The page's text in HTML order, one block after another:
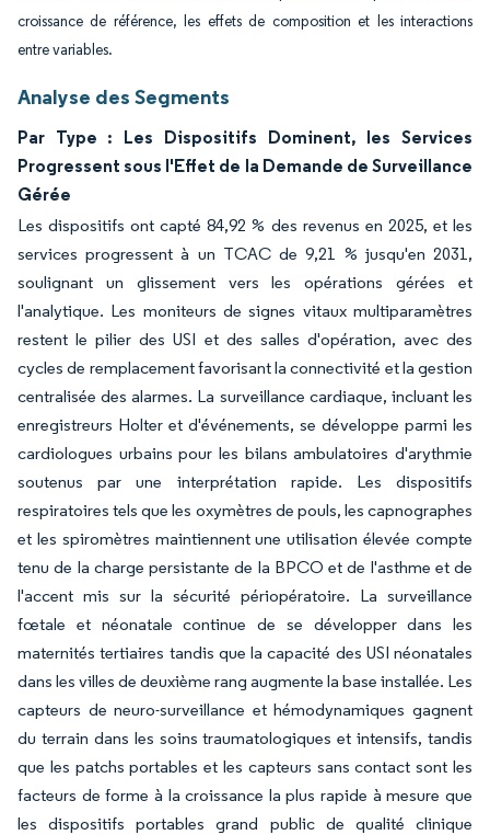
croissance de référence, les effets de composition et les interactions
entre variables.
Analyse des Segments
Par Type : Les Dispositifs Dominent, les Services
Progressent sous l'Effet de la Demande de Surveillance
Gérée
Les dispositifs ont capté 84,92 % des revenus en 2025, et les
services progressent à un TCAC de 9,21 % jusqu'en 2031,
soulignant un glissement vers les opérations gérées et
l'analytique. Les moniteurs de signes vitaux multiparamètres
restent le pilier des USI et des salles d'opération, avec des
cycles de remplacement favorisant la connectivité et la gestion
centralisée des alarmes. La surveillance cardiaque, incluant les
enregistreurs Holter et d'événements, se développe parmi les
cardiologues urbains pour les bilans ambulatoires d'arythmie
soutenus par une interprétation rapide. Les dispositifs
respiratoires tels que les oxymètres de pouls, les capnographes
et les spiromètres maintiennent une utilisation élevée compte
tenu de la charge persistante de la BPCO et de l'asthme et de
l'accent mis sur la sécurité périopératoire. La surveillance
fœtale et néonatale continue de se développer dans les
maternités tertiaires tandis que la capacité des USI néonatales
dans les villes de deuxième rang augmente la base installée. Les
capteurs de neuro-surveillance et hémodynamiques gagnent
du terrain dans les soins traumatologiques et intensifs, tandis
que les patchs portables et les capteurs sans contact sont les
facteurs de forme à la croissance la plus rapide à mesure que
les dispositifs portables grand public de qualité clinique